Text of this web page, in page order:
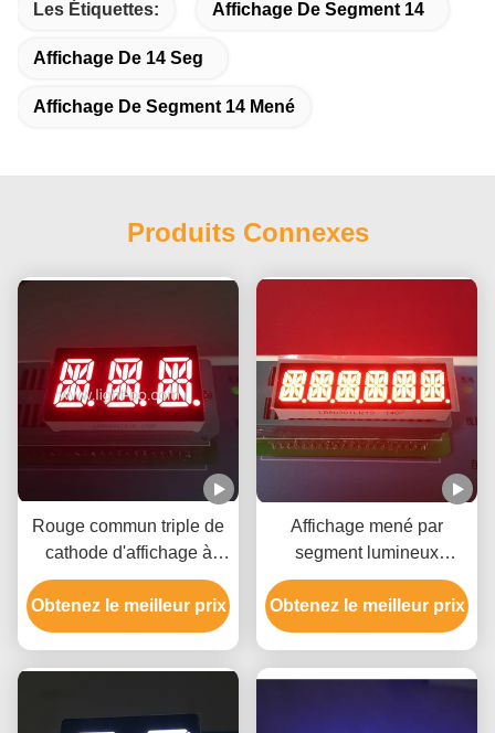
Les Étiquettes: Affichage De Segment 14
Affichage De 14 Seg
Affichage De Segment 14 Mené
Produits Connexes
Rouge commun triple de
cathode d'affichage à
LED De segment du
chiffre 14 pour le tableau
de bord
Obtenez le meilleur prix
Affichage mené par
segment lumineux
superbe 10mm du chiffre
14 du rouge 6 pour le
taximètre
Obtenez le meilleur prix